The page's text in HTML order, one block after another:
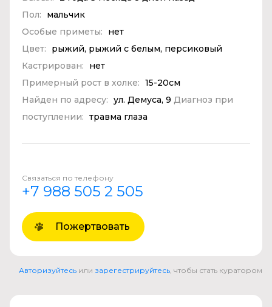
Пол:
мальчик
Особые приметы:
нет
Цвет:
рыжий, рыжий с белым, персиковый
Кастрирован:
нет
Примерный рост в холке: 15-20см
Найден по адресу: ул. Демуса, 9 Диагноз при
поступлении: травма глаза
Связаться по телефону
+7 988 505 2 505
Пожертвовать
Авторизуйтесь или зарегестрируйтесь, чтобы стать куратором